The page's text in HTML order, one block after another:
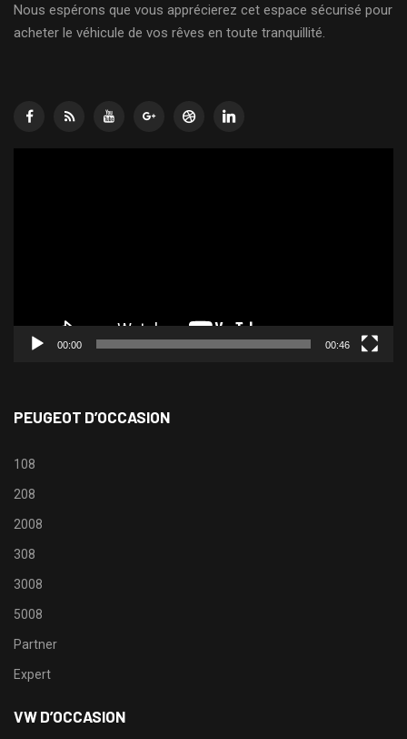
Nous espérons que vous apprécierez cet espace sécurisé pour
acheter le véhicule de vos rêves en toute tranquillité.
00:00 00:46
PEUGEOT D’OCCASION
108
208
2008
308
3008
5008
Partner
Expert
VW D’OCCASION